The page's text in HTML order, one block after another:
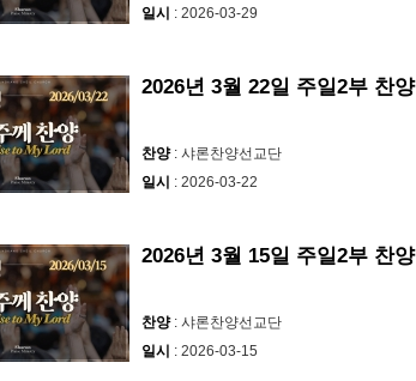
일시 : 2026-03-29
2026년 3월 22일 주일2부 찬양
찬양: 샤론찬양선교단
일시 : 2026-03-22
2026년 3월 15일 주일2부 찬양
찬양: 샤론찬양선교단
일시 : 2026-03-15